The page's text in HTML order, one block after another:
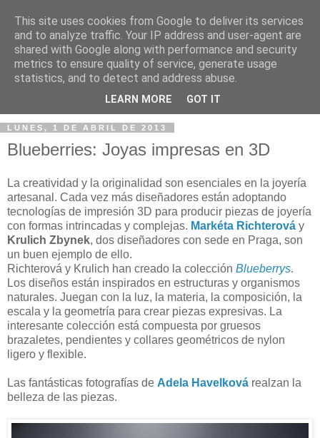
LUNES, 1 DE ABRIL DE 2013
Blueberries: Joyas impresas en 3D
La creatividad y la originalidad son esenciales en la joyería
artesanal. Cada vez más diseñadores están adoptando
tecnologías de impresión 3D para producir piezas de joyería
con formas intrincadas y complejas. Markéta Richterová y
Krulich Zbynek, dos diseñadores con sede en Praga, son
un buen ejemplo de ello.
Richterová y Krulich han creado la colección Blueberrys.
Los diseños están inspirados en estructuras y organismos
naturales. Juegan con la luz, la materia, la composición, la
escala y la geometría para crear piezas expresivas. La
interesante colección está compuesta por gruesos
brazaletes, pendientes y collares geométricos de nylon
ligero y flexible.
Las fantásticas fotografías de Adela Havelková realzan la
belleza de las piezas.
This site uses cookies from Google to deliver its services
and to analyze traffic. Your IP address and user-agent are
shared with Google along with performance and security
metrics to ensure quality of service, generate usage
statistics, and to detect and address abuse.
LEARN MORE GOT IT